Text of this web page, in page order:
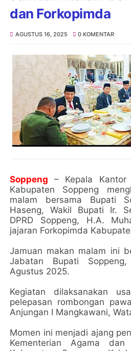
dan Forkopimda
AGUSTUS 16, 2025 0 KOMENTAR
Soppeng – Kepala Kantor
Kabupaten Soppeng
malam bersama Bupati
Haseng, Wakil Bupati Ir.
DPRD Soppeng, H.A.
jajaran Forkopimda
Jamuan makan malam ini
Jabatan Bupati
Agustus 2025.
Kegiatan dilaksanakan
pelepasan rombongan
Anjungan I Mangkawani,
Momen ini menjadi ajang
Kementerian Agama dan